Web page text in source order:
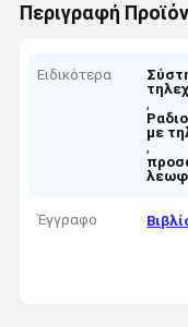
Περιγραφή
Ειδικότερα
,
με
,
Έγγραφο